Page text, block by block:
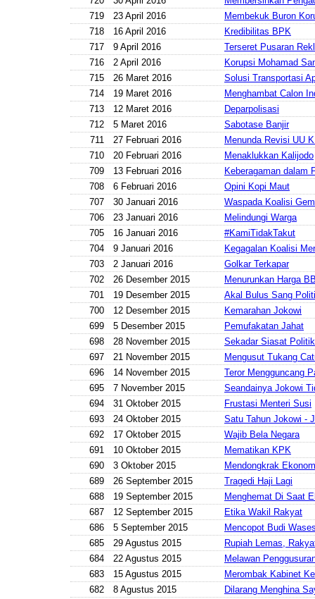
719
23 April 2016
Membekuk Buron
718
16 April 2016
Kredibilitas BPK
717
9 April 2016
Terseret Pusaran
716
2 April 2016
Korupsi Mohamad
715
26 Maret 2016
Solusi Transportasi
714
19 Maret 2016
Menghambat Calon
713
12 Maret 2016
Deparpolisasi
712
5 Maret 2016
Sabotase Banjir
711
27 Februari 2016
Menunda Revisi UU
710
20 Februari 2016
Menaklukkan Kalijodo
709
13 Februari 2016
Keberagaman dalam
708
6 Februari 2016
Opini Kopi Maut
707
30 Januari 2016
Waspada Koalisi
706
23 Januari 2016
Melindungi Warga
705
16 Januari 2016
#KamiTidakTakut
704
9 Januari 2016
Kegagalan Koalisi
703
2 Januari 2016
Golkar Terkapar
702
26 Desember 2015
Menurunkan Harga
701
19 Desember 2015
Akal Bulus Sang
700
12 Desember 2015
Kemarahan Jokowi
699
5 Desember 2015
Pemufakatan Jahat
698
28 November 2015
Sekadar Siasat Politik
697
21 November 2015
Mengusut Tukang
696
14 November 2015
Teror Mengguncang
695
7 November 2015
Seandainya Jokowi
694
31 Oktober 2015
Frustasi Menteri Susi
693
24 Oktober 2015
Satu Tahun Jokowi -
692
17 Oktober 2015
Wajib Bela Negara
691
10 Oktober 2015
Mematikan KPK
690
3 Oktober 2015
Mendongkrak
689
26 September 2015
Tragedi Haji Lagi
688
19 September 2015
Menghemat Di Saat
687
12 September 2015
Etika Wakil Rakyat
686
5 September 2015
Mencopot Budi
685
29 Agustus 2015
Rupiah Lemas,
684
22 Agustus 2015
Melawan
683
15 Agustus 2015
Merombak Kabinet
682
8 Agustus 2015
Dilarang Menghina